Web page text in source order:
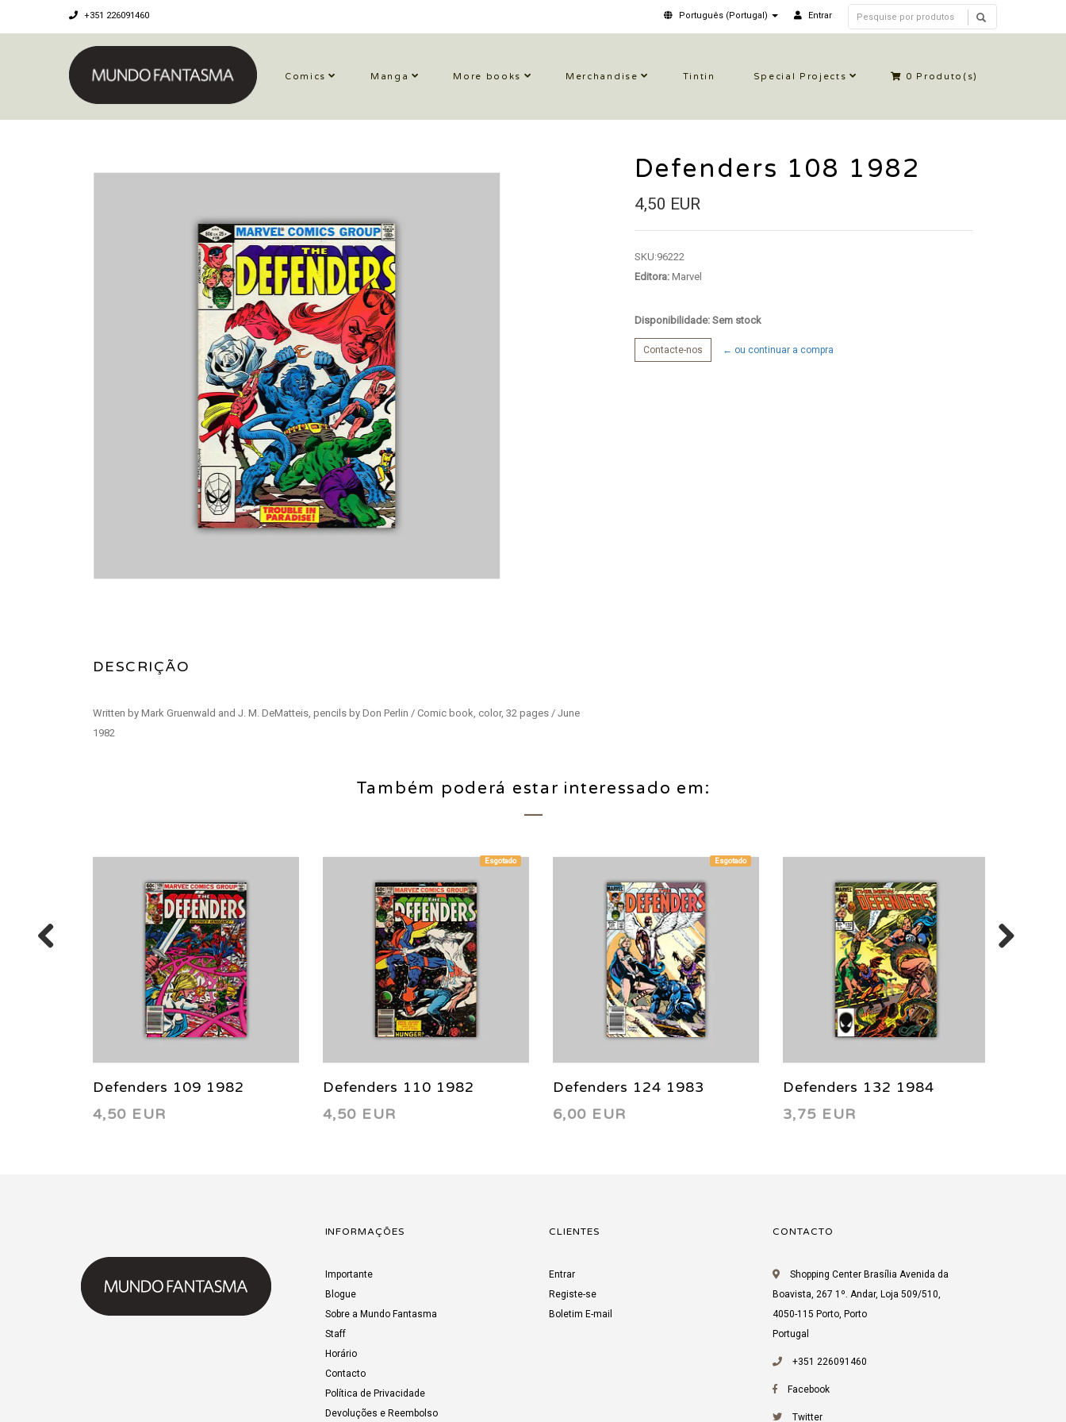
+351 226091460 Português (Portugal) Entrar
Comics Manga More books Merchandise Tintin Special Projects 0 Produto(s)
DESCRIÇÃO
Written by Mark Gruenwald and J. M. DeMatteis, pencils by Don Perlin / Comic book, color, 32 pages / June
1982
Defenders 108 1982
4,50 EUR
SKU:96222
Editora:Marvel
Disponibilidade: Sem stock
Contacte-nos ← ou continuar a compra
Também poderá estar interessado em:
Defenders 109 1982
4,50 EUR
Esgotado
Defenders 110 1982
4,50 EUR
Esgotado
Defenders 124 1983
6,00 EUR
Defenders 132 1984
3,75 EUR
INFORMAÇÕES
Importante
Blogue
Sobre a Mundo Fantasma
Staff
Horário
Contacto
Política de Privacidade
Devoluções e Reembolso
CLIENTES
Entrar
Registe-se
Boletim E-mail
CONTACTO
Shopping Center Brasília Avenida da
Boavista, 267 1º. Andar, Loja 509/510,
4050-115 Porto, Porto
Portugal
+351 226091460
Facebook
Twitter